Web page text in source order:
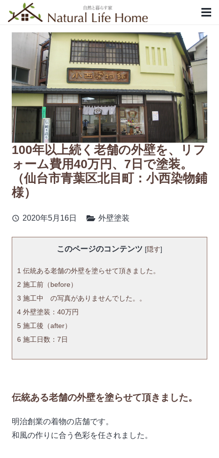
100年以上続く老舗の外壁を、リフ
ォーム費用40万円、7日で塗装。
（仙台市青葉区北目町：小西染物鋪
様）
schedule 2020年5月16日 外壁塗装
このページのコンテンツ [隠す]
1 伝統ある老舗の外壁を塗らせて頂きました。
2 施工前（before）
3 施工中 の写真がありませんでした。。
4 外壁塗装：40万円
5 施工後（after）
6 施工日数：7日
伝統ある老舗の外壁を塗らせて頂きました。
明治創業の着物の店舗です。
和風の作りに合う色彩を任されました。